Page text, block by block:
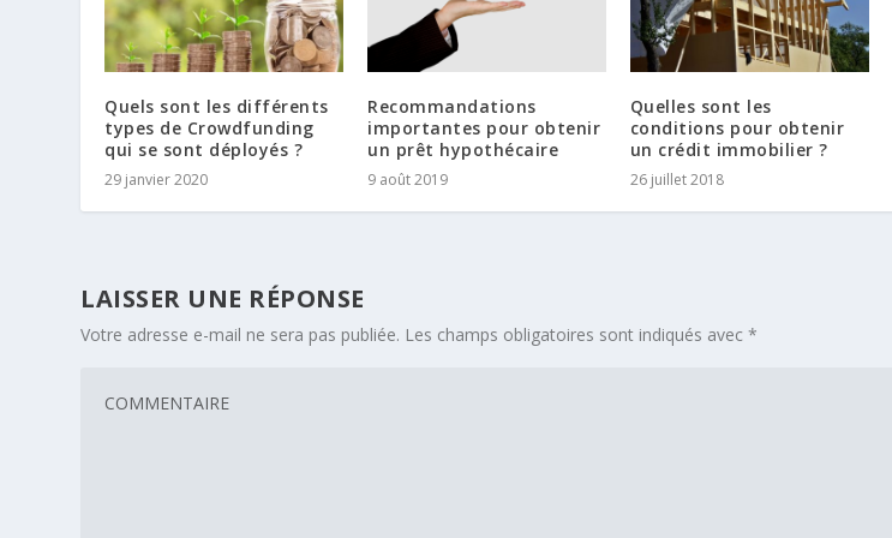
Quels sont les différents
types de Crowdfunding
qui se sont déployés ?
29 janvier 2020
Recommandations
importantes pour obtenir
un prêt hypothécaire
9 août 2019
Quelles sont les
conditions pour obtenir
un crédit immobilier ?
26 juillet 2018
LAISSER UNE RÉPONSE
Votre adresse e-mail ne sera pas publiée. Les champs obligatoires sont indiqués avec*